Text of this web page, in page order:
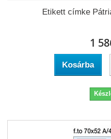
Etikett címke
1
Kosárba